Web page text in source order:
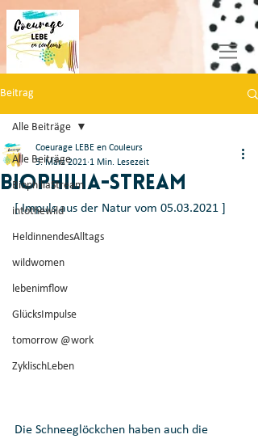
Beitrag
Alle Beiträge
BiophiliaStream
intothewild
HeldinnendesAlltags
wildwomen
lebenimflow
GlücksImpulse
tomorrow @work
ZyklischLeben
Alle Beiträge
Biophilia-Stream
Coeurage LEBE en Couleurs
5. März 2021 1 Min. Lesezeit
[ Impuls aus der Natur vom 05.03.2021 ]
Die Schneeglöckchen haben auch die